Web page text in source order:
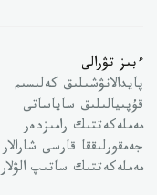
ءبىز تۋرالى
پايدالانۋشىلىق كەلىسىم
قۇپىيالىلىق ساياساتى
مەملەكەتتىك رامىزدەر
جەمقورلىققا قارسى شارالار
مەملەكەتتىك ساتىپ الۋلار